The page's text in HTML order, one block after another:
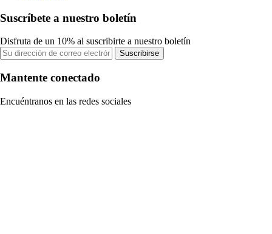
Suscríbete a nuestro boletín
Disfruta de un 10% al suscribirte a nuestro boletín
Suscribirse
Mantente conectado
Encuéntranos en las redes sociales